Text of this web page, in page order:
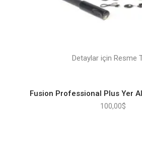
Detaylar için Resme
Fusion Professional Plus Yer
100,00$